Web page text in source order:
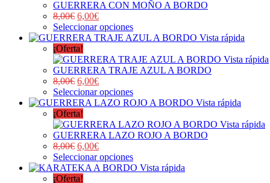
GUERRERA CON MOÑO A BORDO
8,00€ 6,00€
Seleccionar opciones
Vista rápida
¡Oferta!
Vista rápida
GUERRERA TRAJE AZUL A BORDO
8,00€ 6,00€
Seleccionar opciones
Vista rápida
¡Oferta!
Vista rápida
GUERRERA LAZO ROJO A BORDO
8,00€ 6,00€
Seleccionar opciones
Vista rápida
¡Oferta!